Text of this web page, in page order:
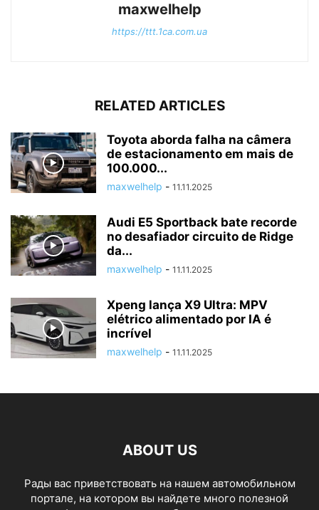
maxwelhelp
https://ttt.1ca.com.ua
RELATED ARTICLES
Toyota aborda falha na câmera
de estacionamento em mais de
100.000...
maxwelhelp - 11.11.2025
Audi E5 Sportback bate recorde
no desafiador circuito de Ridge
da...
maxwelhelp - 11.11.2025
Xpeng lança X9 Ultra: MPV
elétrico alimentado por IA é
incrível
maxwelhelp - 11.11.2025
ABOUT US
Рады вас приветствовать на нашем автомобильном
портале, на котором вы найдете много полезной